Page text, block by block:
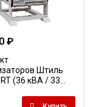
₽
Штиль
(36 кВА / 33